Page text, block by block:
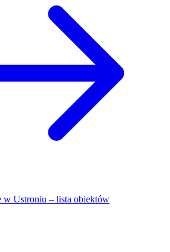
w Ustroniu – lista obiektów